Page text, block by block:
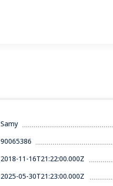
Samy
90065386
2018-11-16T21:22:00.000Z
2025-05-30T21:23:00.000Z